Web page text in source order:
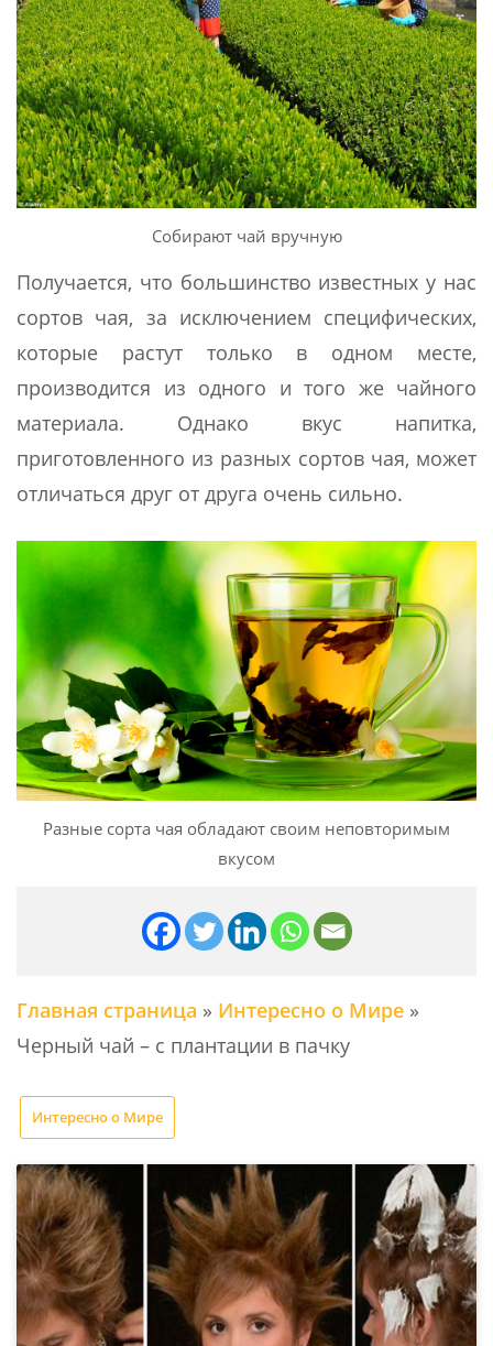
Собирают чай вручную
Получается, что большинство известных у нас
сортов чая, за исключением специфических,
которые растут только в одном месте,
производится из одного и того же чайного
материала. Однако вкус напитка,
приготовленного из разных сортов чая, может
отличаться друг от друга очень сильно.
Разные сорта чая обладают своим неповторимым
вкусом
Главная страница » Интересно о Мире »
Черный чай – с плантации в пачку
Интересно о Мире